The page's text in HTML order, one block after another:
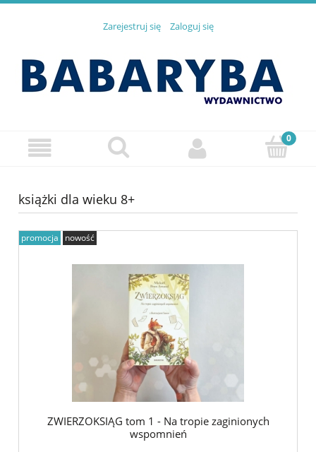
Zarejestruj się Zaloguj się
książki dla wieku 8+
ZWIERZOKSIĄG tom 1 - Na tropie zaginionych
wspomnień
promocja nowość